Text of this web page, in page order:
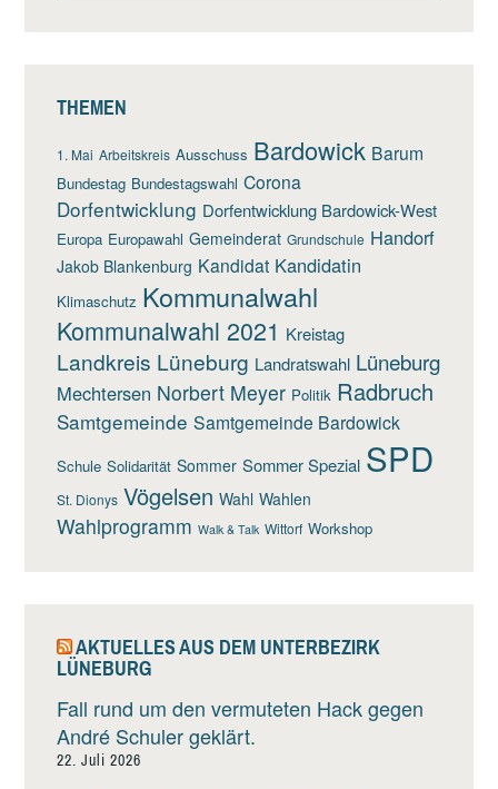
THEMEN
1. Mai Arbeitskreis Ausschuss Bardowick Barum
Bundestag Bundestagswahl Corona
Dorfentwicklung Dorfentwicklung Bardowick-West
Europa Europawahl Gemeinderat Grundschule Handorf
Jakob Blankenburg Kandidat Kandidatin
Klimaschutz Kommunalwahl
Kommunalwahl 2021 Kreistag
Landkreis Lüneburg Landratswahl Lüneburg
Mechtersen Norbert Meyer Politik Radbruch
Samtgemeinde Samtgemeinde Bardowick
Schule Solidarität Sommer Sommer Spezial SPD
St. Dionys Vögelsen Wahl Wahlen
Wahlprogramm Walk & Talk Wittorf Workshop
AKTUELLES AUS DEM UNTERBEZIRK
LÜNEBURG
Fall rund um den vermuteten Hack gegen
André Schuler geklärt.
22. Juli 2026